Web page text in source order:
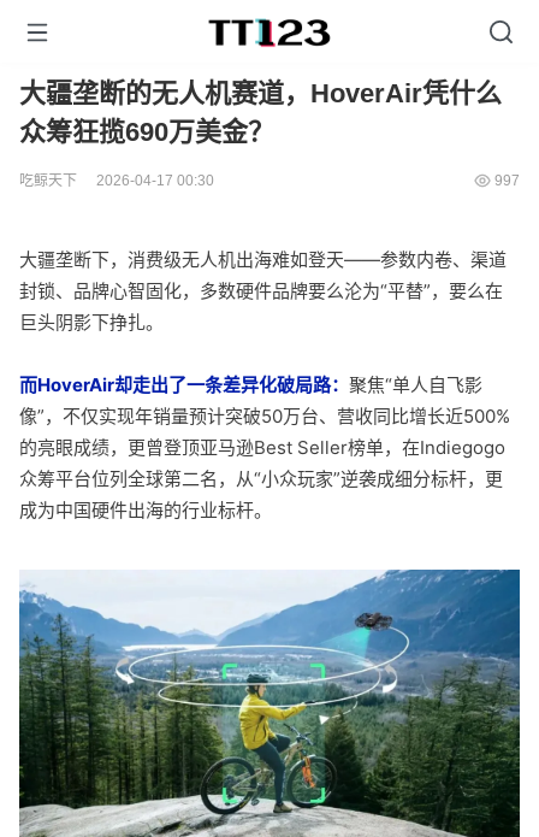
大疆垄断的无人机赛道，HoverAir凭什么
众筹狂揽690万美金？
吃鲸天下 2026-04-17 00:30 997
大疆垄断下，消费级无人机出海难如登天——参数内卷、渠道
封锁、品牌心智固化，多数硬件品牌要么沦为“平替”，要么在
巨头阴影下挣扎。
而HoverAir却走出了一条差异化破局路： 聚焦“单人自飞影
像”，不仅实现年销量预计突破50万台、营收同比增长近500%
的亮眼成绩，更曾登顶亚马逊Best Seller榜单，在Indiegogo
众筹平台位列全球第二名，从“小众玩家”逆袭成细分标杆，更
成为中国硬件出海的行业标杆。